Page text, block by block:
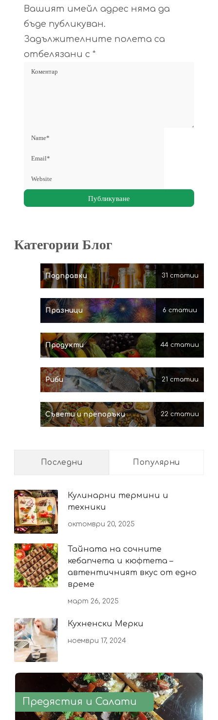
Вашият имейл адрес няма да
бъде публикуван.
Задължителните полета са
отбелязани с *
Категории Блог
Подправки 31 статии
Празници 6 статии
Продукти 44 статии
Риби 21 статии
Съвети и препоръки 22 статии
Последни Популярни
Кулинарни термини и
техники
октомври 20, 2025
Тайната на сочните
кебапчета и кюфтета –
автентичният вкус от едно
време
март 26, 2025
Кухненски Мерки
ноември 17, 2024
Предястия и Салати